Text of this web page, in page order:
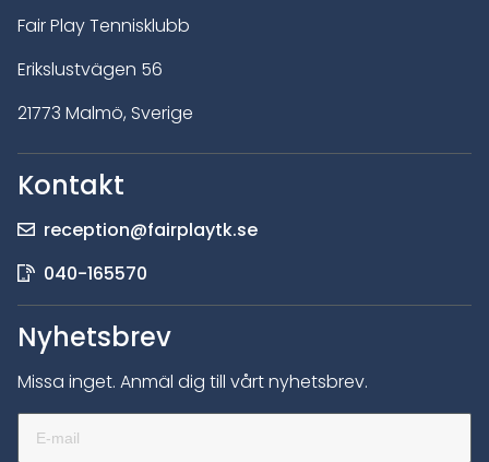
Fair Play Tennisklubb
Erikslustvägen 56
21773 Malmö, Sverige
Kontakt
reception@fairplaytk.se
040-165570
Nyhetsbrev
Missa inget. Anmäl dig till vårt nyhetsbrev.